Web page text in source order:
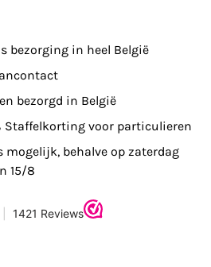
bezorging in heel België
bezorgd in België
Staffelkorting voor particulieren
behalve op zaterdag
15/8